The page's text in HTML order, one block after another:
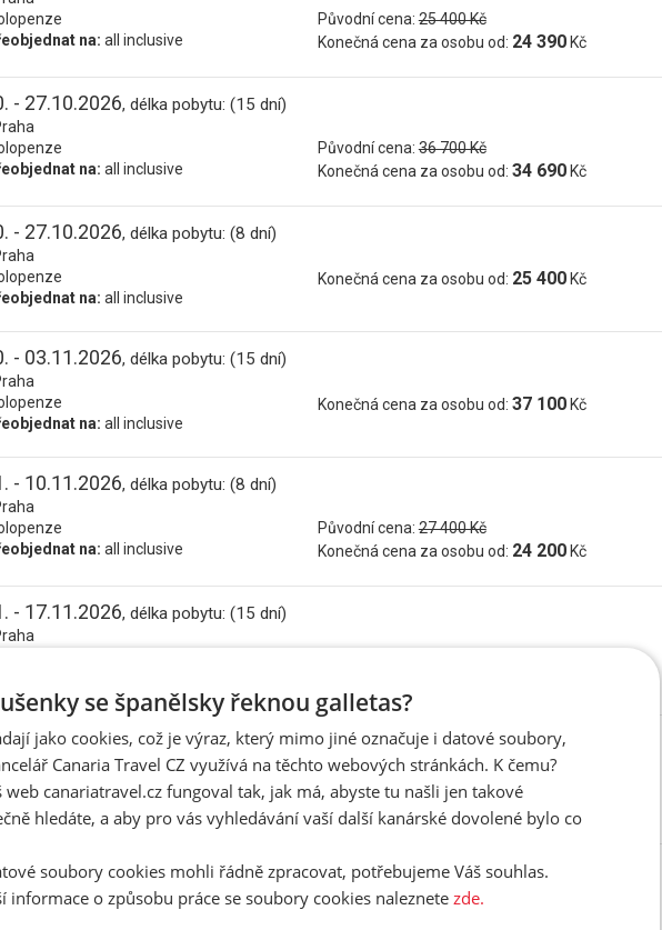
na: all inclusive
Původní cena:25 400 Kč
Konečná cena za osobu od: 24 390Kč
- 27.10.2026, délka pobytu: (15 dní)
na: all inclusive
Původní cena:36 700 Kč
Konečná cena za osobu od: 34 690Kč
- 27.10.2026, délka pobytu: (8 dní)
na: all inclusive
Konečná cena za osobu od: 25 400Kč
- 03.11.2026, délka pobytu: (15 dní)
na: all inclusive
Konečná cena za osobu od: 37 100Kč
- 10.11.2026, délka pobytu: (8 dní)
na: all inclusive
Původní cena:27 400 Kč
Konečná cena za osobu od: 24 200Kč
- 17.11.2026, délka pobytu: (15 dní)
- 17.11.2026, délka pobytu: (8 dní)
na:
Původní cena:27 400 Kč
Konečná cena za osobu od:
24 200
- 24.11.2026, délka pobytu: (15 dní)
se španělsky řeknou galletas?
jako cookies, což je výraz, který mimo jiné označuje i datové soubory,
Canaria Travel CZ využívá na těchto webových stránkách. K čemu?
canariatravel.cz fungoval tak, jak má, abyste tu našli jen takové
hledáte, a aby pro vás vyhledávání vaší další kanárské dovolené bylo co
soubory cookies mohli řádně zpracovat, potřebujeme Váš souhlas.
informace o způsobu práce se soubory cookies naleznete zde.